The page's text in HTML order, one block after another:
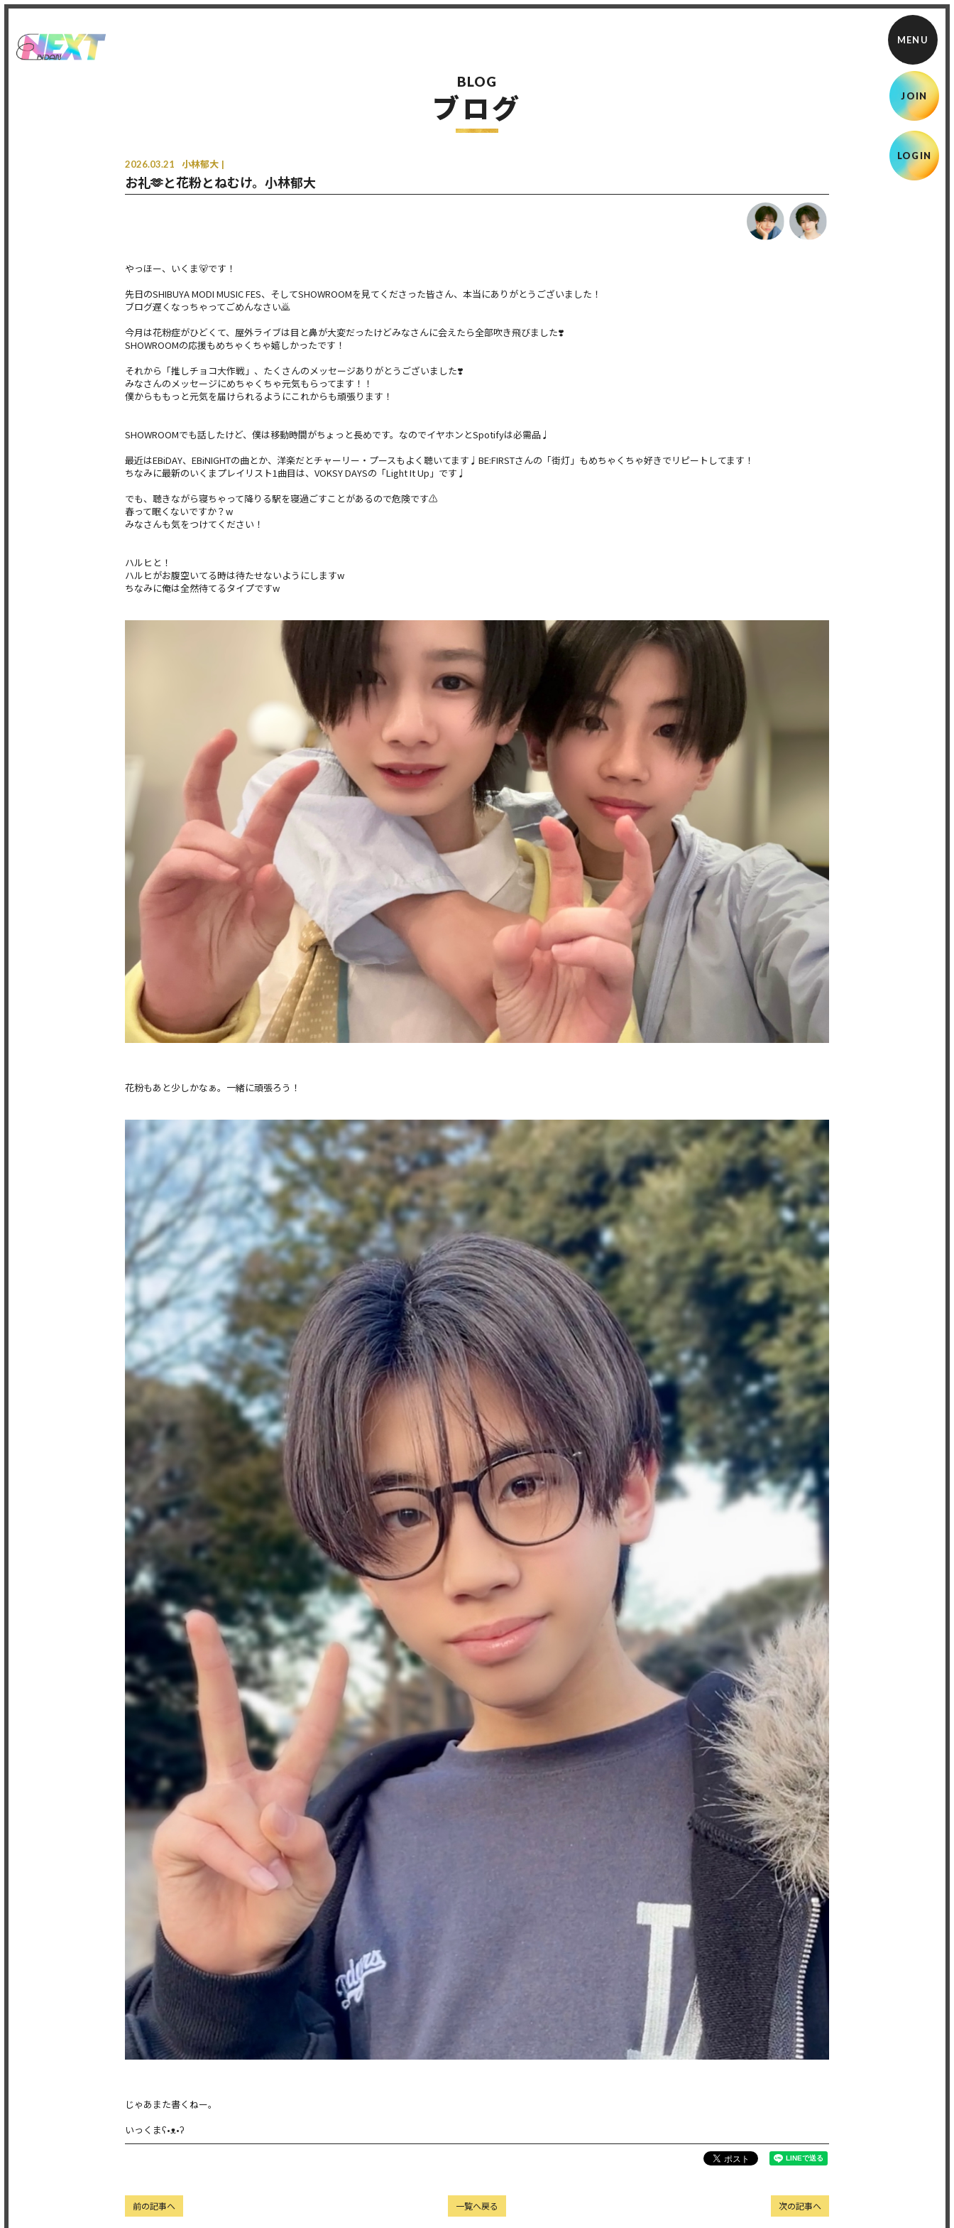
JOIN
LOGIN
BLOG
ブログ
2026.03.21 小林郁大
お礼🫶と花粉とねむけ。小林郁大
やっほー、いくま🐻です！
先日のSHIBUYA MODI MUSIC FES、そしてSHOWROOMを見てくださった皆さん、本当にありがとうございました！
ブログ遅くなっちゃってごめんなさい🙇
今月は花粉症がひどくて、屋外ライブは目と鼻が大変だったけどみなさんに会えたら全部吹き飛びました❣️
SHOWROOMの応援もめちゃくちゃ嬉しかったです！
それから「推しチョコ大作戦」、たくさんのメッセージありがとうございました❣️
みなさんのメッセージにめちゃくちゃ元気もらってます！！
僕からももっと元気を届けられるようにこれからも頑張ります！
SHOWROOMでも話したけど、僕は移動時間がちょっと長めです。なのでイヤホンとSpotifyは必需品♩
最近はEBiDAY、EBiNIGHTの曲とか、洋楽だとチャーリー・プースもよく聴いてます♩BE:FIRSTさんの「街灯」もめちゃくちゃ好きでリピートしてます！
ちなみに最新のいくまプレイリスト1曲目は、VOKSY DAYSの「Light It Up」です♩
でも、聴きながら寝ちゃって降りる駅を寝過ごすことがあるので危険です⚠️
春って眠くないですか？w
みなさんも気をつけてください！
ハルヒと！
ハルヒがお腹空いてる時は待たせないようにしますw
ちなみに俺は全然待てるタイプですw
花粉もあと少しかなぁ。一緒に頑張ろう！
じゃあまた書くねー。
いっくまʕ•ᴥ•ʔ
次の記事へ
一覧へ戻る
前の記事へ